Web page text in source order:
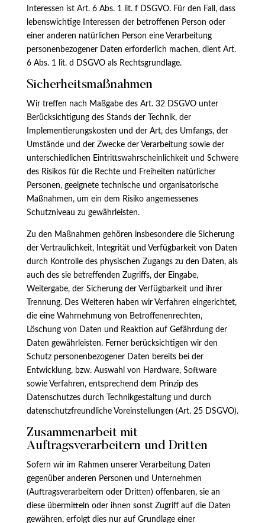
Interessen ist Art. 6 Abs. 1 lit. f DSGVO. Für den Fall, dass
lebenswichtige Interessen der betroffenen Person oder
einer anderen natürlichen Person eine Verarbeitung
personenbezogener Daten erforderlich machen, dient Art.
6 Abs. 1 lit. d DSGVO als Rechtsgrundlage.
Sicherheitsmaßnahmen
Wir treffen nach Maßgabe des Art. 32 DSGVO unter
Berücksichtigung des Stands der Technik, der
Implementierungskosten und der Art, des Umfangs, der
Umstände und der Zwecke der Verarbeitung sowie der
unterschiedlichen Eintrittswahrscheinlichkeit und Schwere
des Risikos für die Rechte und Freiheiten natürlicher
Personen, geeignete technische und organisatorische
Maßnahmen, um ein dem Risiko angemessenes
Schutzniveau zu gewährleisten.
Zu den Maßnahmen gehören insbesondere die Sicherung
der Vertraulichkeit, Integrität und Verfügbarkeit von Daten
durch Kontrolle des physischen Zugangs zu den Daten, als
auch des sie betreffenden Zugriffs, der Eingabe,
Weitergabe, der Sicherung der Verfügbarkeit und ihrer
Trennung. Des Weiteren haben wir Verfahren eingerichtet,
die eine Wahrnehmung von Betroffenenrechten,
Löschung von Daten und Reaktion auf Gefährdung der
Daten gewährleisten. Ferner berücksichtigen wir den
Schutz personenbezogener Daten bereits bei der
Entwicklung, bzw. Auswahl von Hardware, Software
sowie Verfahren, entsprechend dem Prinzip des
Datenschutzes durch Technikgestaltung und durch
datenschutzfreundliche Voreinstellungen (Art. 25 DSGVO).
Zusammenarbeit mit
Auftragsverarbeitern und Dritten
Sofern wir im Rahmen unserer Verarbeitung Daten
gegenüber anderen Personen und Unternehmen
(Auftragsverarbeitern oder Dritten) offenbaren, sie an
diese übermitteln oder ihnen sonst Zugriff auf die Daten
gewähren, erfolgt dies nur auf Grundlage einer